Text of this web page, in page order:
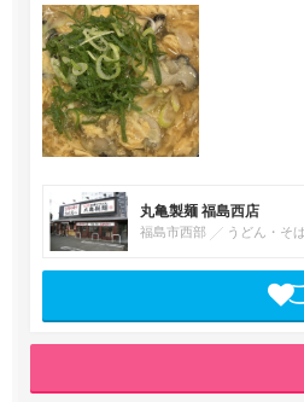
丸亀製麺 福島西店
福島市西部 うどん・そ